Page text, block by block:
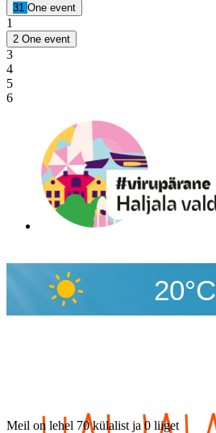
31 One event
1
2 One event
3
4
5
6
20°C
Meil on lehel 70 külalist ja 0 liiget